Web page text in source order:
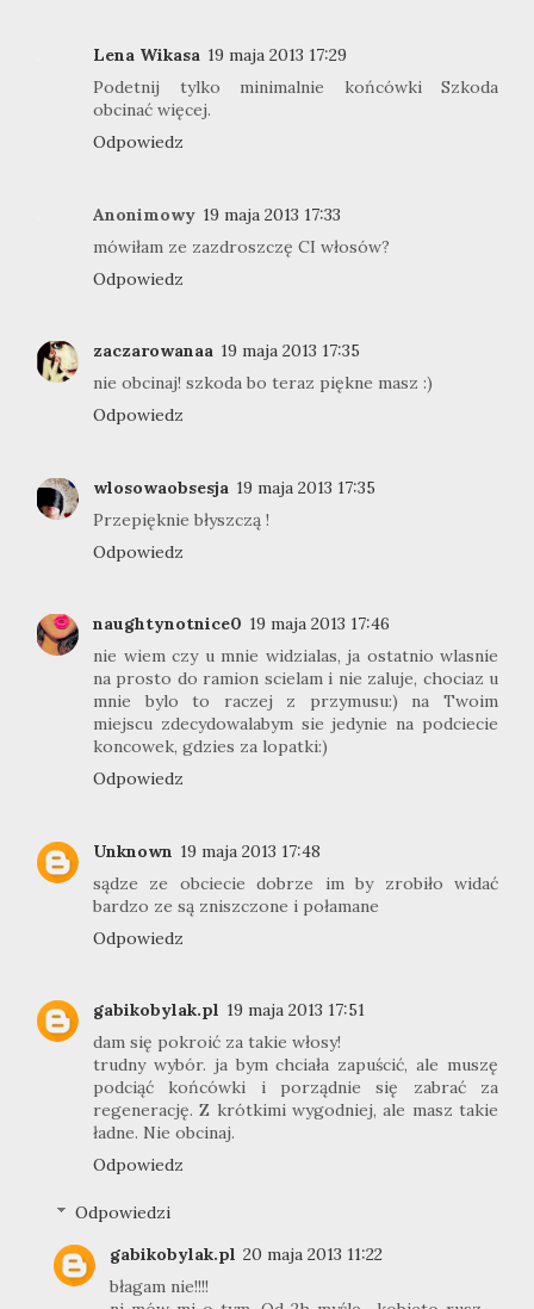
Lena Wikasa 19 maja 2013 17:29
Podetnij tylko minimalnie końcówki Szkoda
obcinać więcej.
Odpowiedz
Anonimowy 19 maja 2013 17:33
mówiłam ze zazdroszczę CI włosów?
Odpowiedz
zaczarowanaa 19 maja 2013 17:35
nie obcinaj! szkoda bo teraz piękne masz :)
Odpowiedz
wlosowaobsesja 19 maja 2013 17:35
Przepięknie błyszczą !
Odpowiedz
naughtynotnice0 19 maja 2013 17:46
nie wiem czy u mnie widzialas, ja ostatnio wlasnie
na prosto do ramion scielam i nie zaluje, chociaz u
mnie bylo to raczej z przymusu:) na Twoim
miejscu zdecydowalabym sie jedynie na podciecie
koncowek, gdzies za lopatki:)
Odpowiedz
Unknown 19 maja 2013 17:48
sądze ze obciecie dobrze im by zrobiło widać
bardzo ze są zniszczone i połamane
Odpowiedz
gabikobylak.pl 19 maja 2013 17:51
dam się pokroić za takie włosy!
trudny wybór. ja bym chciała zapuścić, ale muszę
podciąć końcówki i porządnie się zabrać za
regenerację. Z krótkimi wygodniej, ale masz takie
ładne. Nie obcinaj.
Odpowiedz
Odpowiedzi
gabikobylak.pl 20 maja 2013 11:22
błagam nie!!!!